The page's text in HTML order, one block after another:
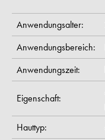
Anwendungsalter:
Anwendungsbereich:
Anwendungszeit:
Eigenschaft:
Hauttyp: